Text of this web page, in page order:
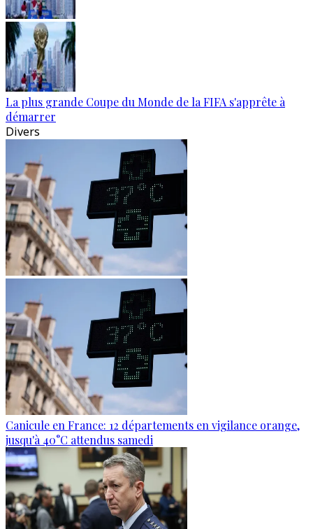
La plus grande Coupe du Monde de la FIFA s'apprête à
démarrer
Divers
Canicule en France: 12 départements en vigilance orange,
jusqu'à 40°C attendus samedi